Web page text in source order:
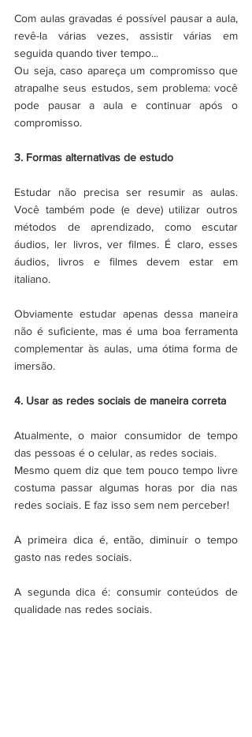
Com aulas gravadas é possível pausar a aula,
revê-la várias vezes, assistir várias em
seguida quando tiver tempo...
Ou seja, caso apareça um compromisso que
atrapalhe seus estudos, sem problema: você
pode pausar a aula e continuar após o
compromisso.
3. Formas alternativas de estudo
Estudar não precisa ser resumir as aulas.
Você também pode (e deve) utilizar outros
métodos de aprendizado, como escutar
áudios, ler livros, ver filmes. É claro, esses
áudios, livros e filmes devem estar em
italiano.
Obviamente estudar apenas dessa maneira
não é suficiente, mas é uma boa ferramenta
complementar às aulas, uma ótima forma de
imersão.
4. Usar as redes sociais de maneira correta
Atualmente, o maior consumidor de tempo
das pessoas é o celular, as redes sociais.
Mesmo quem diz que tem pouco tempo livre
costuma passar algumas horas por dia nas
redes sociais. E faz isso sem nem perceber!
A primeira dica é, então, diminuir o tempo
gasto nas redes sociais.
A segunda dica é: consumir conteúdos de
qualidade nas redes sociais.